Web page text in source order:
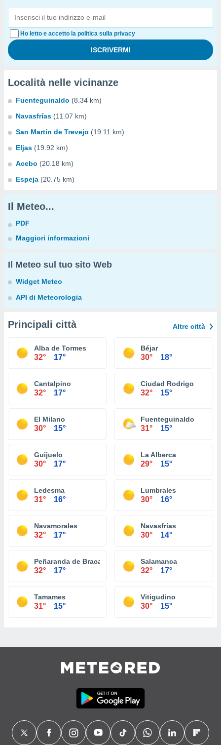
Ho letto e accetto la politica sulla privacy
Località nelle vicinanze
Fuenteguinaldo (8.34 km)
Navasfrías (11.07 km)
San Martín de Trevejo (19.11 km)
Eljas (19.92 km)
Acebo (20.18 km)
Espeja (20.75 km)
Il Meteo...
PDF
Maggiori informazioni
Il Meteo sul tuo sito Web
Widget Meteo
API di Meteorologia
Principali città Altre città
Alba de Tormes
32° 17°
Béjar
30° 18°
Cantalpino
32° 17°
Ciudad Rodrigo
32° 15°
El Milano
30° 15°
Fuenteguinaldo
31° 15°
Guijuelo
30° 17°
La Alberca
29° 15°
Ledesma
31° 16°
Lumbrales
30° 16°
Navamorales
32° 17°
Navasfrías
30° 14°
Peñaranda de Bracamonte
32° 17°
Salamanca
32° 17°
Tamames
31° 15°
Vitigudino
30° 15°